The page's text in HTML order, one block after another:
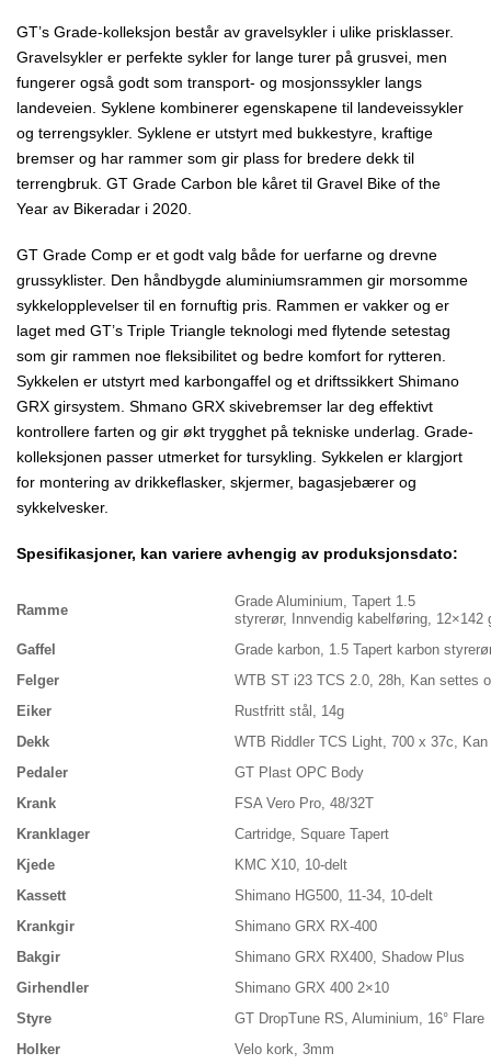
GT’s Grade-kolleksjon består av gravelsykler i ulike prisklasser.
Gravelsykler er perfekte sykler for lange turer på grusvei, men
fungerer også godt som transport- og mosjonssykler langs
landeveien. Syklene kombinerer egenskapene til landeveissykler
og terrengsykler. Syklene er utstyrt med bukkestyre, kraftige
bremser og har rammer som gir plass for bredere dekk til
terrengbruk. GT Grade Carbon ble kåret til Gravel Bike of the
Year av Bikeradar i 2020.
GT Grade Comp er et godt valg både for uerfarne og drevne
grussyklister. Den håndbygde aluminiumsrammen gir morsomme
sykkelopplevelser til en fornuftig pris. Rammen er vakker og er
laget med GT’s Triple Triangle teknologi med flytende setestag
som gir rammen noe fleksibilitet og bedre komfort for rytteren.
Sykkelen er utstyrt med karbongaffel og et driftssikkert Shimano
GRX girsystem. Shmano GRX skivebremser lar deg effektivt
kontrollere farten og gir økt trygghet på tekniske underlag. Grade-
kolleksjonen passer utmerket for tursykling. Sykkelen er klargjort
for montering av drikkeflasker, skjermer, bagasjebærer og
sykkelvesker.
Spesifikasjoner, kan variere avhengig av produksjonsdato:
Ramme
Grade Aluminium, Tapert 1.5
styrerør, Innvendig kabelføring,
Gaffel
Grade karbon, 1.5 Tapert karbon
Felger
WTB ST i23 TCS 2.0, 28h, Kan settes
Eiker
Rustfritt stål, 14g
Dekk
WTB Riddler TCS Light, 700 x 37c,
Pedaler
GT Plast OPC Body
Krank
FSA Vero Pro, 48/32T
Kranklager
Cartridge, Square Tapert
Kjede
KMC X10, 10-delt
Kassett
Shimano HG500, 11-34, 10-delt
Krankgir
Shimano GRX RX-400
Bakgir
Shimano GRX RX400, Shadow Plus
Girhendler
Shimano GRX 400 2×10
Styre
GT DropTune RS, Aluminium, 16° Flare
Holker
Velo kork, 3mm